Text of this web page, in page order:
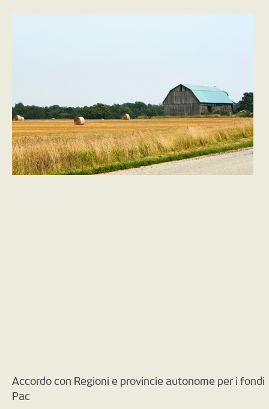
Accordo con Regioni e provincie autonome per i fondi
Pac